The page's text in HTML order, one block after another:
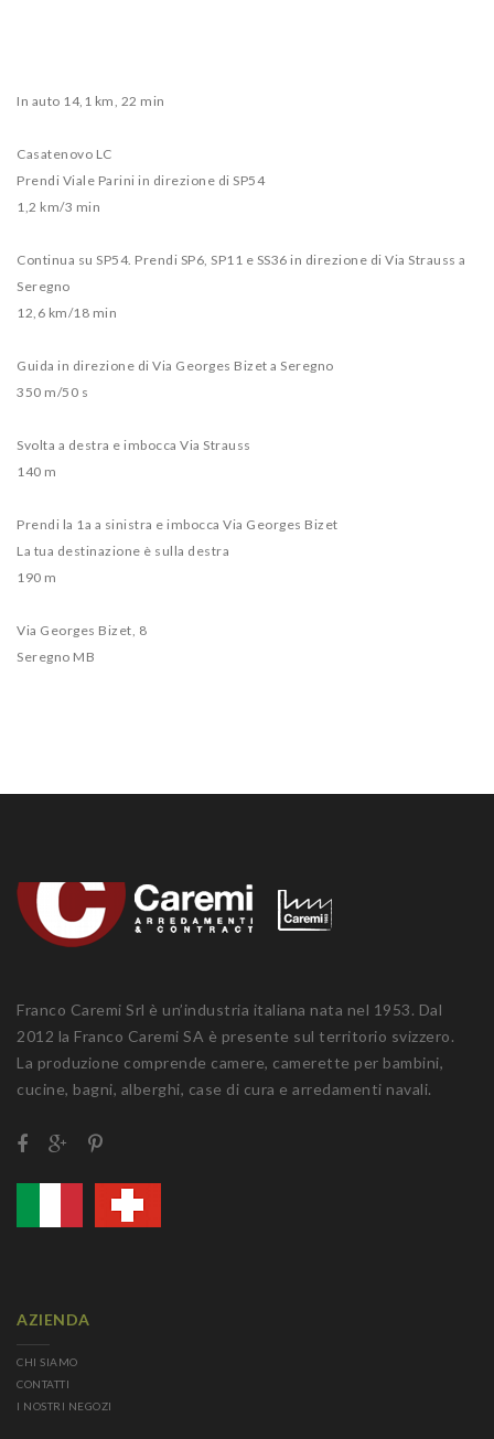
In auto 14,1 km, 22 min
Casatenovo LC
Prendi Viale Parini in direzione di SP54
1,2 km/3 min
Continua su SP54. Prendi SP6, SP11 e SS36 in direzione di Via Strauss a
Seregno
12,6 km/18 min
Guida in direzione di Via Georges Bizet a Seregno
350 m/50 s
Svolta a destra e imbocca Via Strauss
140 m
Prendi la 1a a sinistra e imbocca Via Georges Bizet
La tua destinazione è sulla destra
190 m
Via Georges Bizet, 8
Seregno MB
Franco Caremi Srl è un’industria italiana nata nel 1953. Dal
2012 la Franco Caremi SA è presente sul territorio svizzero.
La produzione comprende camere, camerette per bambini,
cucine, bagni, alberghi, case di cura e arredamenti navali.
AZIENDA
CHI SIAMO
CONTATTI
I NOSTRI NEGOZI